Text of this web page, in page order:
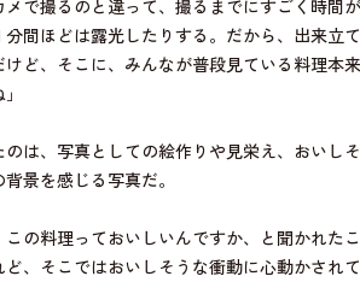
メで撮るのと違って、撮るまでにすごく時
分間ほどは露光したりする。だから、出来
ど、そこに、みんなが普段見ている料理
は、写真としての絵作りや見栄え、おい
景を感じる写真だ。
この料理っておいしいんですか、と聞かれ
、そこではおいしそうな衝動に心動かされ